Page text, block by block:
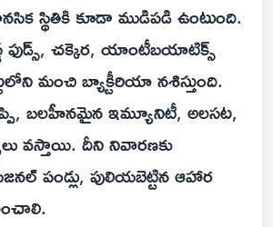
స్థితికి కూడా ముడిపడి ఉంటుంది.
ఫుడ్స్, చక్కెర, యాంటీబయాటిక్స్
మంచి బ్యాక్టీరియా నశిస్తుంది.
బలహీనమైన ఇమ్యూనిటీ, అలసట,
వస్తాయి. దీని నివారణకు
పండ్లు, పులియబెట్టిన ఆహార